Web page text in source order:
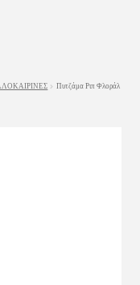
Πυτζάμα Ριπ Φλοράλ